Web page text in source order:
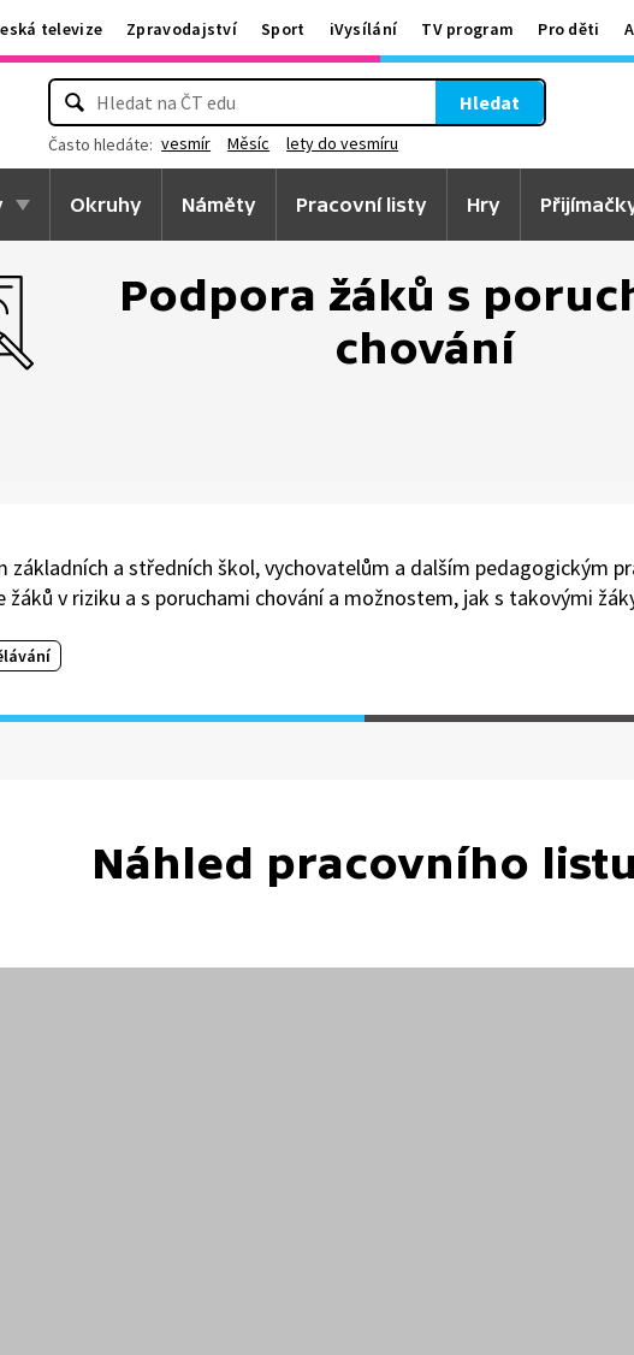
televize Zpravodajství Sport iVysílání TV program Pro děti
Hledat
Často hledáte: vesmír Měsíc lety do vesmíru
Okruhy Náměty Pracovní listy Hry
Podpora žáků s
chování
základních a středních škol, vychovatelům a dalším pedagogickým
v riziku a s poruchami chování a možnostem, jak s takovými
Náhled pracovního listu